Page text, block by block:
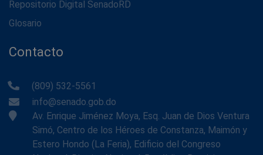
Repositorio Digital SenadoRD
Glosario
Contacto
(809) 532-5561
info@senado.gob.do
Av. Enrique Jiménez Moya, Esq. Juan de Dios Ventura
Simó, Centro de los Héroes de Constanza, Maimón y
Estero Hondo (La Feria), Edificio del Congreso